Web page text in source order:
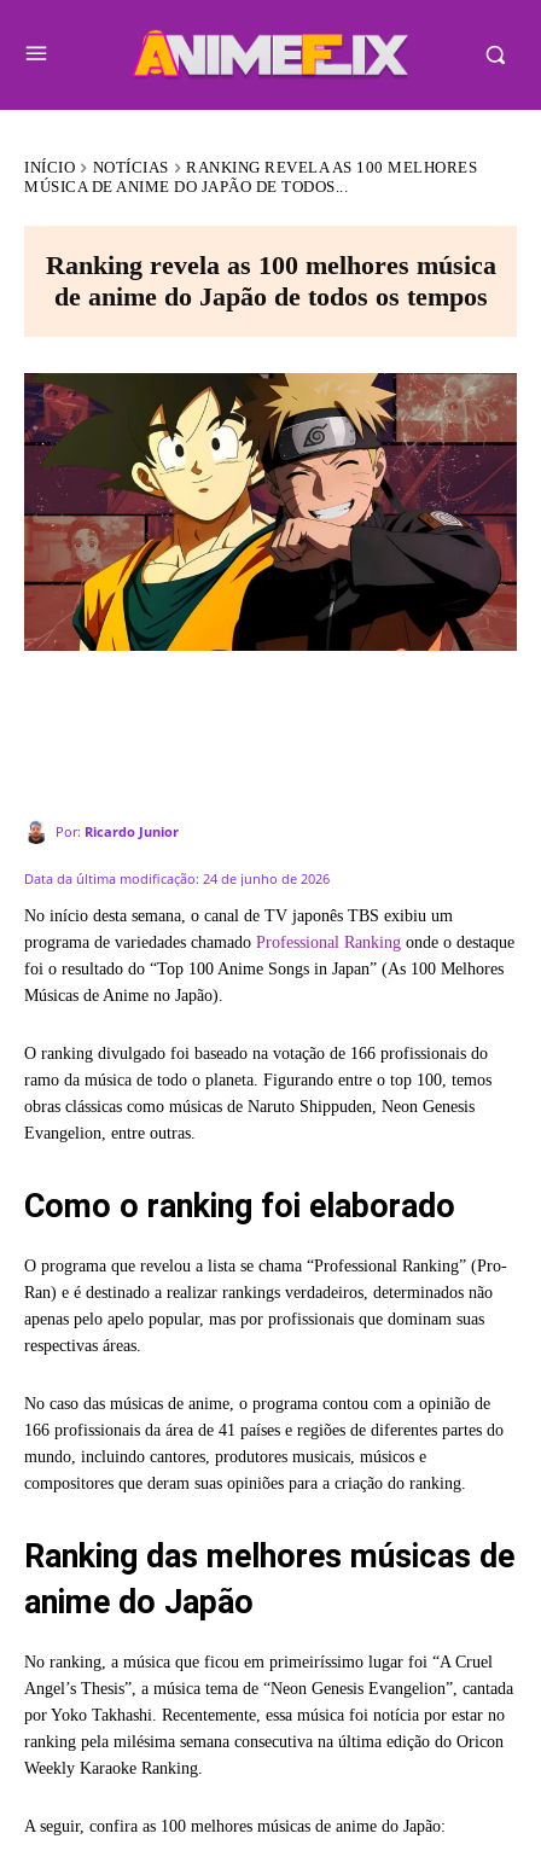
INÍCIO NOTÍCIAS
RANKING REVELA AS 100 MELHORES
MÚSICA DE ANIME DO JAPÃO DE TODOS...
Ranking revela as 100 melhores música
de anime do Japão de todos os tempos
Por: Ricardo Junior
Data da última modificação: 24 de junho de 2026
No início desta semana, o canal de TV japonês TBS exibiu um
programa de variedades chamado Professional Ranking onde o destaque
foi o resultado do “Top 100 Anime Songs in Japan” (As 100 Melhores
Músicas de Anime no Japão).
O ranking divulgado foi baseado na votação de 166 profissionais do
ramo da música de todo o planeta. Figurando entre o top 100, temos
obras clássicas como músicas de Naruto Shippuden, Neon Genesis
Evangelion, entre outras.
Como o ranking foi elaborado
O programa que revelou a lista se chama “Professional Ranking” (Pro-
Ran) e é destinado a realizar rankings verdadeiros, determinados não
apenas pelo apelo popular, mas por profissionais que dominam suas
respectivas áreas.
No caso das músicas de anime, o programa contou com a opinião de
166 profissionais da área de 41 países e regiões de diferentes partes do
mundo, incluindo cantores, produtores musicais, músicos e
compositores que deram suas opiniões para a criação do ranking.
Ranking das melhores músicas de
anime do Japão
No ranking, a música que ficou em primeiríssimo lugar foi “A Cruel
Angel’s Thesis”, a música tema de “Neon Genesis Evangelion”, cantada
por Yoko Takhashi. Recentemente, essa música foi notícia por estar no
ranking pela milésima semana consecutiva na última edição do Oricon
Weekly Karaoke Ranking.
A seguir, confira as 100 melhores músicas de anime do Japão: